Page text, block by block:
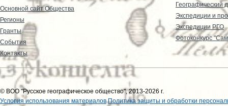
Основной сайт Общества
Регионы
Гранты
События
Контакты
Географический
Экспедиции и
Экспедиции РГО
Фотоконкурс
© ВОО "Русское географическое общество", 2013-2026 г.
Условия использования материалов Политика защиты и обработки